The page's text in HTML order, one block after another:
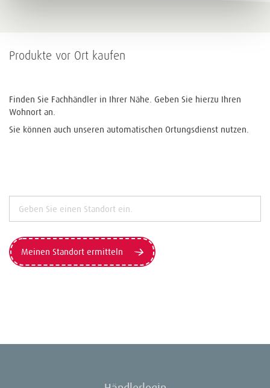
Produkte vor Ort kaufen
Finden Sie Fachhändler in Ihrer Nähe. Geben Sie hierzu Ihren
Wohnort an.
Sie können auch unseren automatischen Ortungsdienst nutzen.
Meinen Standort ermitteln